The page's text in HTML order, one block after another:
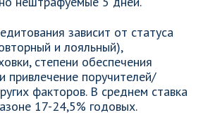
зависит от статуса
и лояльный),
степени обеспечения
привлечение поручителей/
факторов. В среднем ставка
17-24,5% годовых.